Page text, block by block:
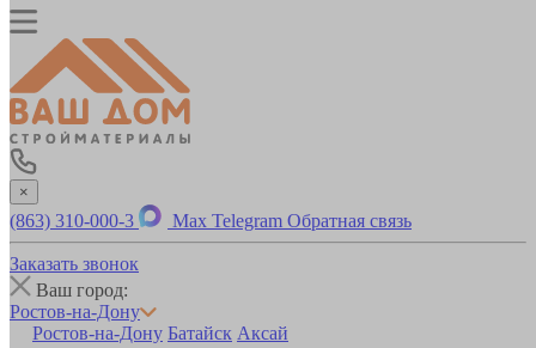
×
(863) 310-000-3 Max Telegram Обратная связь
Заказать звонок
Ваш город:
Ростов-на-Дону
Ростов-на-Дону Батайск Аксай